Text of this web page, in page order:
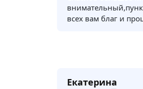
всех вам благ и
Екатерина